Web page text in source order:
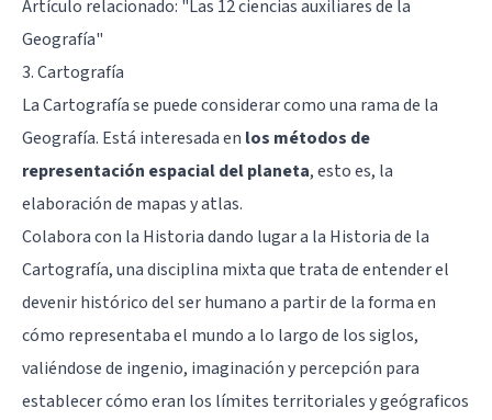
Artículo relacionado: "Las 12 ciencias auxiliares de la
Geografía"
3. Cartografía
La Cartografía se puede considerar como una rama de la
Geografía. Está interesada en los métodos de
representación espacial del planeta, esto es, la
elaboración de mapas y atlas.
Colabora con la Historia dando lugar a la Historia de la
Cartografía, una disciplina mixta que trata de entender el
devenir histórico del ser humano a partir de la forma en
cómo representaba el mundo a lo largo de los siglos,
valiéndose de ingenio, imaginación y percepción para
establecer cómo eran los límites territoriales y geógraficos